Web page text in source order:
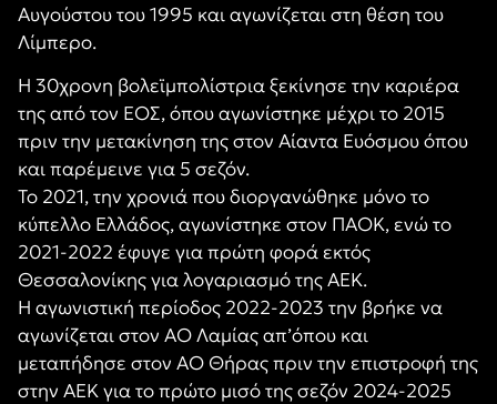
Αυγούστου του 1995 και αγωνίζεται στη θέση του
Λίμπερο.
Η 30χρονη βολεϊμπολίστρια ξεκίνησε την καριέρα
της από τον ΕΟΣ, όπου αγωνίστηκε μέχρι το 2015
πριν την μετακίνηση της στον Αίαντα Ευόσμου όπου
και παρέμεινε για 5 σεζόν.
Το 2021, την χρονιά που διοργανώθηκε μόνο το
κύπελλο Ελλάδος, αγωνίστηκε στον ΠΑΟΚ, ενώ το
2021-2022 έφυγε για πρώτη φορά εκτός
Θεσσαλονίκης για λογαριασμό της ΑΕΚ.
Η αγωνιστική περίοδος 2022-2023 την βρήκε να
αγωνίζεται στον ΑΟ Λαμίας απ’όπου και
μεταπήδησε στον ΑΟ Θήρας πριν την επιστροφή της
στην ΑΕΚ για το πρώτο μισό της σεζόν 2024-2025